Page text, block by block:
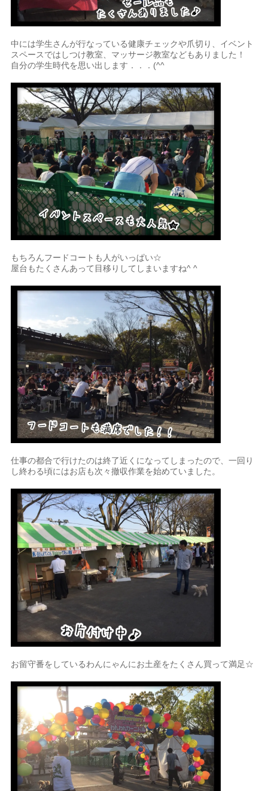
中には学生さんが行なっている健康チェックや爪切り、イベント
スペースではしつけ教室、マッサージ教室などもありました！
自分の学生時代を思い出します．．．(^^ゞ
もちろんフードコートも人がいっぱい☆
屋台もたくさんあって目移りしてしまいますね^ ^
仕事の都合で行けたのは終了近くになってしまったので、一回り
し終わる頃にはお店も次々撤収作業を始めていました。
お留守番をしているわんにゃんにお土産をたくさん買って満足☆